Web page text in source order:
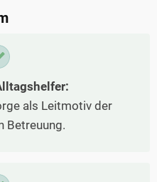
als Leitmotiv der
Betreuung.